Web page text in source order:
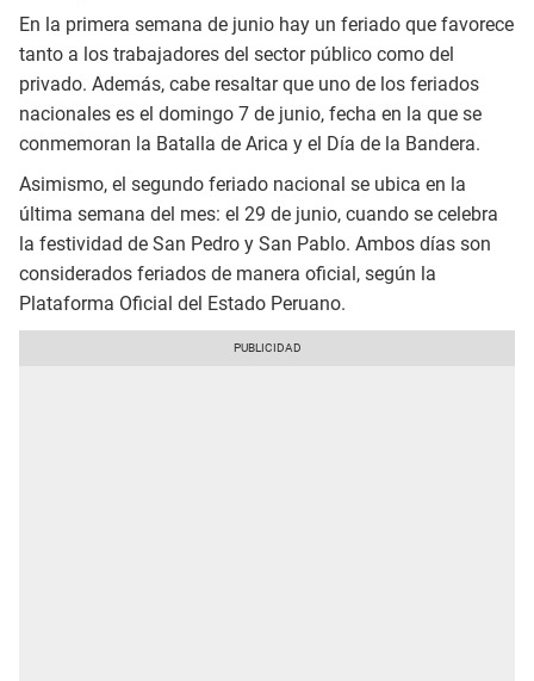
En la primera semana de junio hay un feriado que favorece
tanto a los trabajadores del sector público como del
privado. Además, cabe resaltar que uno de los feriados
nacionales es el domingo 7 de junio, fecha en la que se
conmemoran la Batalla de Arica y el Día de la Bandera.
Asimismo, el segundo feriado nacional se ubica en la
última semana del mes: el 29 de junio, cuando se celebra
la festividad de San Pedro y San Pablo. Ambos días son
considerados feriados de manera oficial, según la
Plataforma Oficial del Estado Peruano.